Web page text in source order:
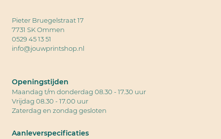
Pieter Bruegelstraat 17
7731 SK Ommen
0529 45 13 51
info@jouwprintshop.nl
Openingstijden
Maandag t/m donderdag 08.30 - 17.30 uur
Vrijdag 08.30 - 17.00 uur
Zaterdag en zondag gesloten
Aanleverspecificaties